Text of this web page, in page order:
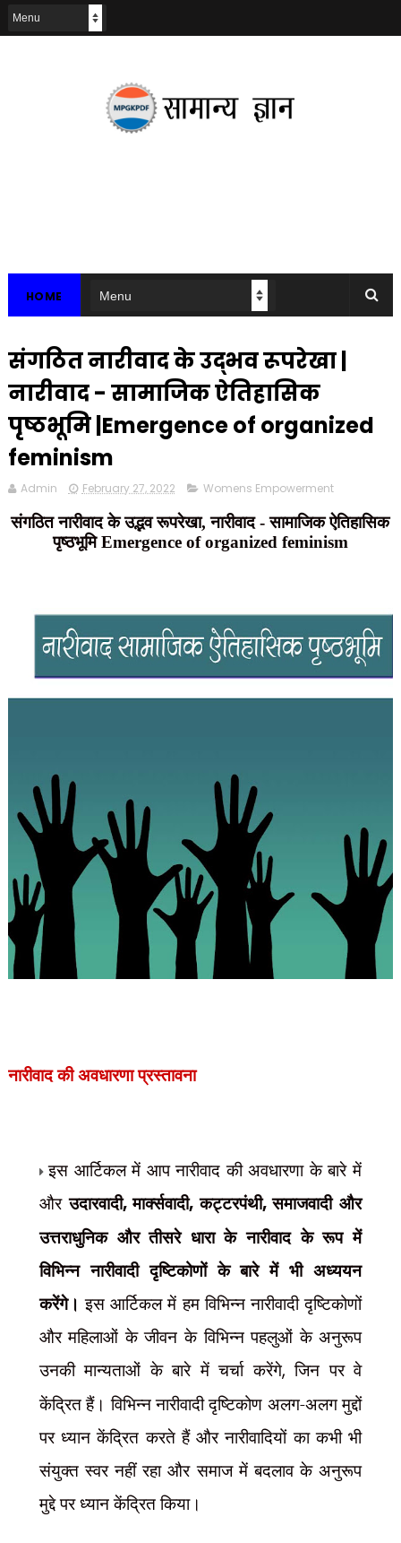
HOME
संगठित नारीवाद के उद्भव रूपरेखा |
नारीवाद - सामाजिक ऐतिहासिक
पृष्ठभूमि |Emergence of organized
feminism
Admin February 27, 2022 Womens Empowerment
संगठित नारीवाद के उद्भव रूपरेखा, नारीवाद - सामाजिक ऐतिहासिक
पृष्ठभूमि Emergence of organized feminism
नारीवाद की अवधारणाप्रस्तावना
इस आर्टिकल में आप नारीवाद की अवधारणा के बारे में
औरउदारवादी,मार्क्सवादी,कट्टरपंथी,समाजवादी और
उत्तराधुनिक और तीसरे धारा के नारीवाद के रूप में
विभिन्न नारीवादी दृष्टिकोणों के बारे में भी अध्ययन
करेंगे। इस आर्टिकल में हम विभिन्न नारीवादी दृष्टिकोणों
और महिलाओं के जीवन के विभिन्न पहलुओं के अनुरूप
उनकी मान्यताओं के बारे में चर्चा करेंगे,जिन पर वे
केंद्रित हैं। विभिन्न नारीवादी दृष्टिकोण अलग-अलग मुद्दों
पर ध्यान केंद्रित करते हैं और नारीवादियों का कभी भी
संयुक्त स्वर नहीं रहा और समाज में बदलाव के अनुरूप
मुद्दे पर ध्यान केंद्रित किया।